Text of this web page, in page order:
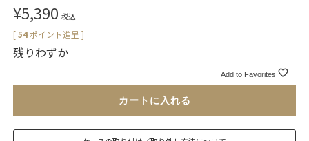
¥5,390 税込
[54ポイント進呈 ]
残りわずか
Add to Favorites
カートに入れる